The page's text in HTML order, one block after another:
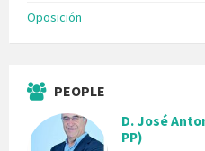
Oposición
PEOPLE
D. José
PP)